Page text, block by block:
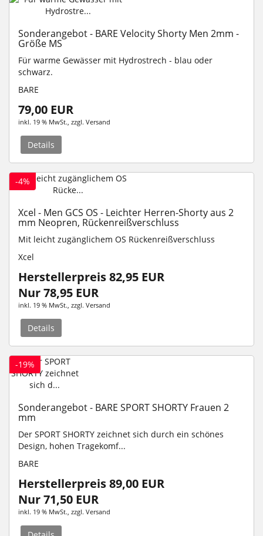
Sonderangebot - BARE Velocity Shorty Men 2mm -
Größe MS
Für warme Gewässer mit Hydrostrech - blau oder
schwarz.
BARE
79,00 EUR
inkl. 19 % MwSt. , zzgl. Versand
Details
-4%
Xcel - Men GCS OS - Leichter Herren-Shorty aus 2
mm Neopren, Rückenreißverschluss
Mit leicht zugänglichem OS Rückenreißverschluss
Xcel
Herstellerpreis 82,95 EUR
Nur 78,95 EUR
inkl. 19 % MwSt. , zzgl. Versand
Details
-19%
Sonderangebot - BARE SPORT SHORTY Frauen 2
mm
Der SPORT SHORTY zeichnet sich durch ein schönes
Design, hohen Tragekomf...
BARE
Herstellerpreis 89,00 EUR
Nur 71,50 EUR
inkl. 19 % MwSt. , zzgl. Versand